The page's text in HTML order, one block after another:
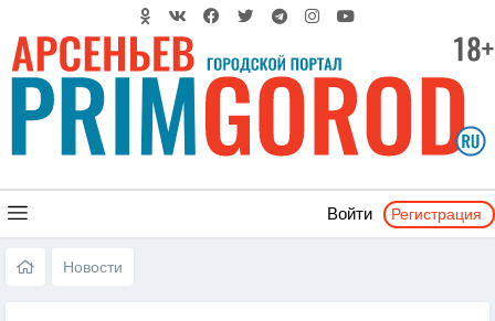
Войти Регистрация
Новости